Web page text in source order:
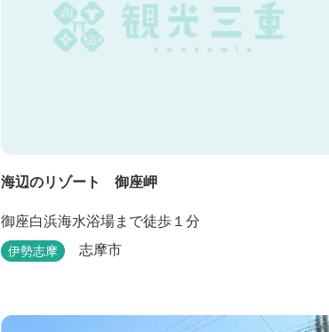
海辺のリゾート 御座岬
御座白浜海水浴場まで徒歩１分
伊勢志摩 志摩市